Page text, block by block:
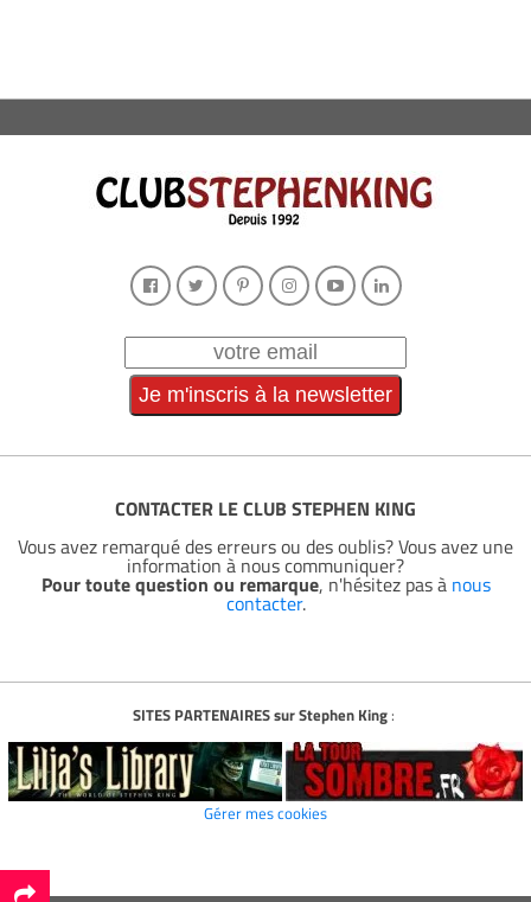
CONTACTER LE CLUB STEPHEN KING
Vous avez remarqué des erreurs ou des oublis? Vous avez une
information à nous communiquer?
Pour toute question ou remarque, n'hésitez pas à nous
contacter.
SITES PARTENAIRES sur Stephen King:
Gérer mes cookies